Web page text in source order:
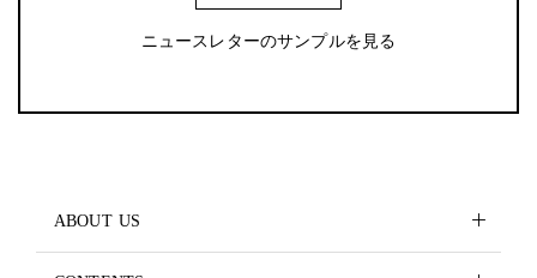
ニュースレターのサンプルを見る
ABOUT US